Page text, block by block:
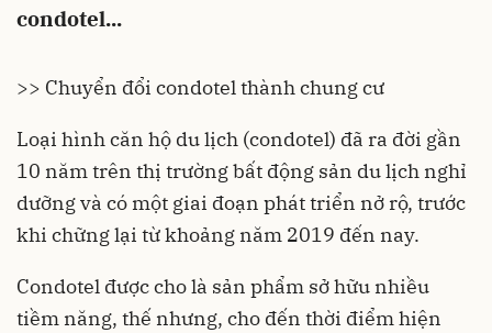
condotel...
>> Chuyển đổi condotel thành chung cư
Loại hình căn hộ du lịch (condotel) đã ra đời gần
10 năm trên thị trườngbất động sản du lịch nghỉ
dưỡng và có một giai đoạn phát triển nở rộ, trước
khi chững lại từ khoảng năm 2019 đến nay.
Condotel được cho là sản phẩm sở hữu nhiều
tiềm năng, thế nhưng, cho đến thời điểm hiện